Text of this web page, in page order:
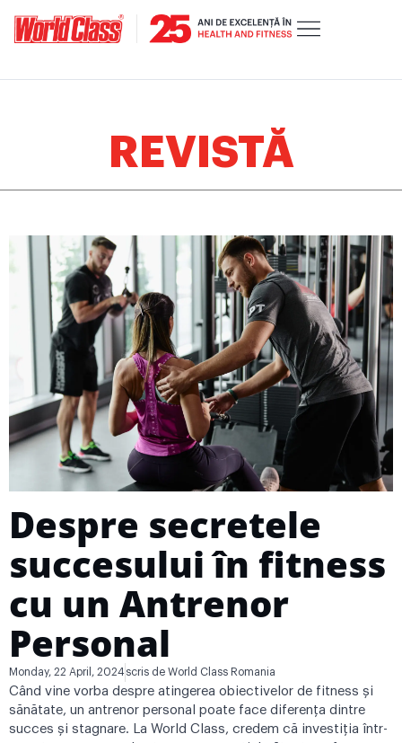
REVISTĂ
Despre secretele
succesului în fitness
cu un Antrenor
Personal
Monday, 22 April, 2024 scris de World Class Romania
Când vine vorba despre atingerea obiectivelor de fitness și
sănătate, un antrenor personal poate face diferența dintre
succes și stagnare. La World Class, credem că investiția într-